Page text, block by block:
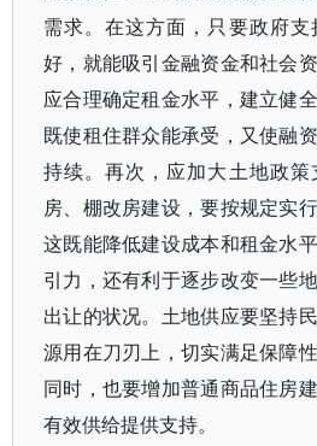
需求。在这方面，只要政府
好，就能吸引金融资金和社会
应合理确定租金水平，建立健
既使租住群众能承受，又使融
持续。再次，应加大土地政
房、棚改房建设，要按规定实
这既能降低建设成本和租金水
引力，还有利于逐步改变一些
出让的状况。土地供应要坚持
源用在刀刃上，切实满足保障
同时，也要增加普通商品住房
有效供给提供支持。